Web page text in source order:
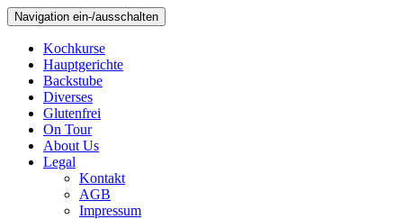
Navigation ein-/ausschalten
Kochkurse
Hauptgerichte
Backstube
Diverses
Glutenfrei
On Tour
About Us
Legal
Kontakt
AGB
Impressum